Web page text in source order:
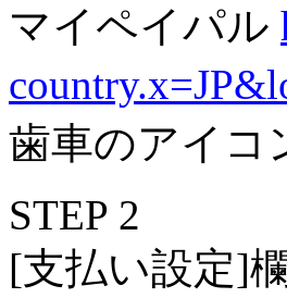
マイペイパル
歯車のアイコ
STEP 2
[支払い設定]